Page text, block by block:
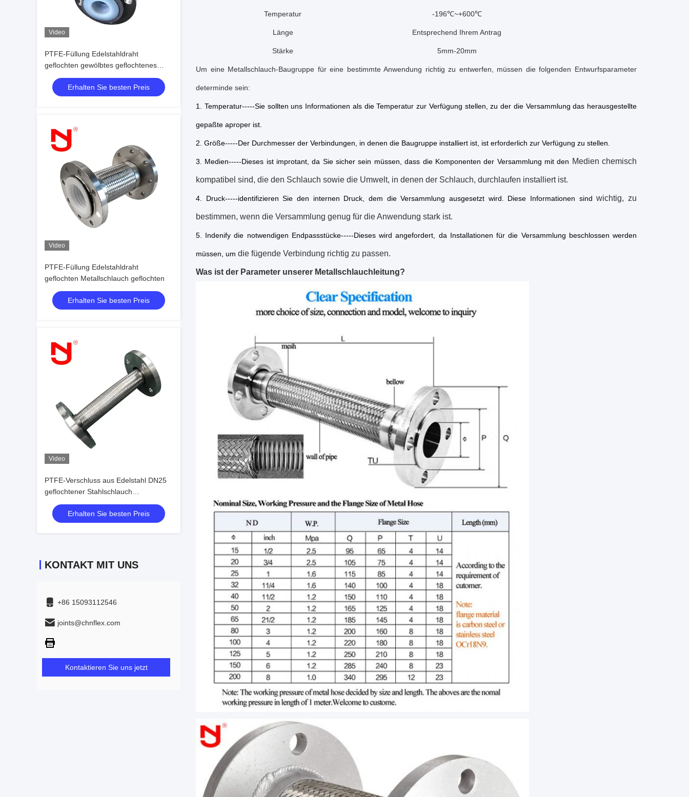
Video
PTFE-Füllung Edelstahldraht
geflochten gewölbtes geflochtenes
flexibles Rohr
Erhalten Sie besten Preis
Video
PTFE-Füllung Edelstahldraht
geflochten Metallschlauch geflochten
Erhalten Sie besten Preis
Video
PTFE-Verschluss aus Edelstahl DN25
geflochtener Stahlschlauch
Walzschlauch für industrielle
Anwendungen
Erhalten Sie besten Preis
KONTAKT MIT UNS
+86 15093112546
joints@chnflex.com
Kontaktieren Sie uns jetzt
Temperatur -196℃~+600℃
Länge Entsprechend Ihrem Antrag
Stärke 5mm-20mm
Um eine Metallschlauch-Baugruppe für eine bestimmte Anwendung richtig zu entwerfen, müssen die folgenden Entwurfsparameter
determinde sein:
1. Temperatur-----Sie sollten uns Informationen als die Temperatur zur Verfügung stellen, zu der die Versammlung das herausgestellte
gepaßte aproper ist.
2. Größe-----Der Durchmesser der Verbindungen, in denen die Baugruppe installiert ist, ist erforderlich zur Verfügung zu stellen.
3. Medien-----Dieses ist improtant, da Sie sicher sein müssen, dass die Komponenten der Versammlung mit den Medien chemisch
kompatibel sind, die den Schlauch sowie die Umwelt, in denen der Schlauch, durchlaufen installiert ist.
4. Druck-----identifizieren Sie den internen Druck, dem die Versammlung ausgesetzt wird. Diese Informationen sind wichtig, zu
bestimmen, wenn die Versammlung genug für die Anwendung stark ist.
5. Indenify die notwendigen Endpassstücke-----Dieses wird angefordert, da Installationen für die Versammlung beschlossen werden
müssen, um die fügende Verbindung richtig zu passen.
Was ist der Parameter unserer Metallschlauchleitung?